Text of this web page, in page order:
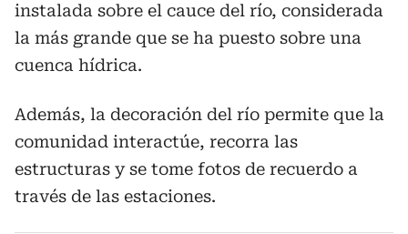
instalada sobre el cauce del río, considerada
la más grande que se ha puesto sobre una
cuenca hídrica.
Además, la decoración del río permite que la
comunidad interactúe, recorra las
estructuras y se tome fotos de recuerdo a
través de las estaciones.